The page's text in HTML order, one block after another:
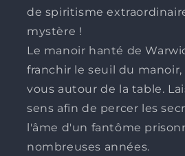
de spiritisme
mystère !
Le manoir hanté de
franchir le seuil du
vous autour de la table.
sens afin de percer les
l'âme d'un fantôme
nombreuses années.